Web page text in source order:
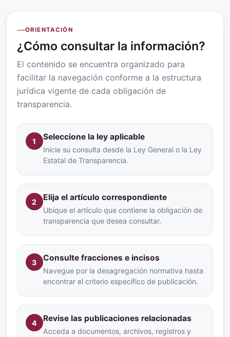
ORIENTACIÓN
¿Cómo consultar la información?
El contenido se encuentra organizado para
facilitar la navegación conforme a la estructura
jurídica vigente de cada obligación de
transparencia.
1 Seleccione la ley aplicable
Inicie su consulta desde la Ley General o la Ley
Estatal de Transparencia.
2 Elija el artículo correspondiente
Ubique el artículo que contiene la obligación de
transparencia que desea consultar.
3 Consulte fracciones e incisos
Navegue por la desagregación normativa hasta
encontrar el criterio específico de publicación.
4 Revise las publicaciones relacionadas
Acceda a documentos, archivos, registros y